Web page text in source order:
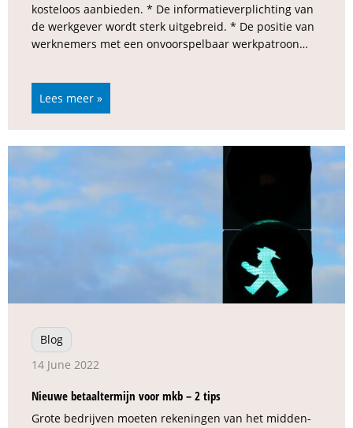
kosteloos aanbieden. * De informatieverplichting van
de werkgever wordt sterk uitgebreid. * De positie van
werknemers met een onvoorspelbaar werkpatroon…
Lees meer »
Blog
14 June 2022
Nieuwe betaaltermijn voor mkb – 2 tips
Grote bedrijven moeten rekeningen van het midden-